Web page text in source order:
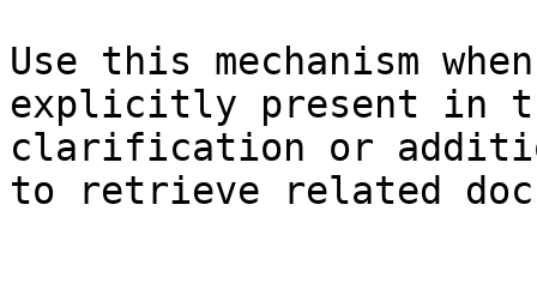
Use this mechanism
explicitly present in
clarification or